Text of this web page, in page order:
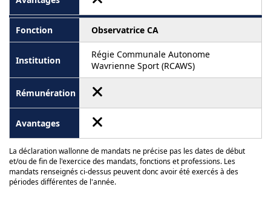
Observatrice CA
Régie Communale Autonome
Wavrienne Sport (RCAWS)
La déclaration wallonne de mandats ne précise pas les dates de début
et/ou de fin de l'exercice des mandats, fonctions et professions. Les
mandats renseignés ci-dessus peuvent donc avoir été exercés à des
périodes différentes de l'année.